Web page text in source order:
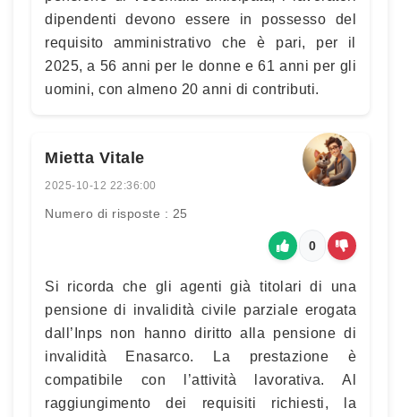
dipendenti devono essere in possesso del
requisito amministrativo che è pari, per il
2025, a 56 anni per le donne e 61 anni per gli
uomini, con almeno 20 anni di contributi.
Mietta Vitale
2025-10-12 22:36:00
Numero di risposte : 25
0
Si ricorda che gli agenti già titolari di una
pensione di invalidità civile parziale erogata
dall’Inps non hanno diritto alla pensione di
invalidità Enasarco. La prestazione è
compatibile con l’attività lavorativa. Al
raggiungimento dei requisiti richiesti, la